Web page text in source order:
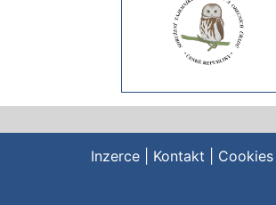
Inzerce Kontakt Cookies